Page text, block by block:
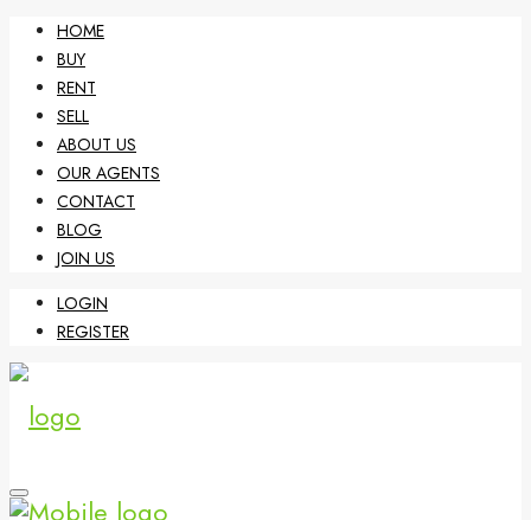
HOME
BUY
RENT
SELL
ABOUT US
OUR AGENTS
CONTACT
BLOG
JOIN US
LOGIN
REGISTER